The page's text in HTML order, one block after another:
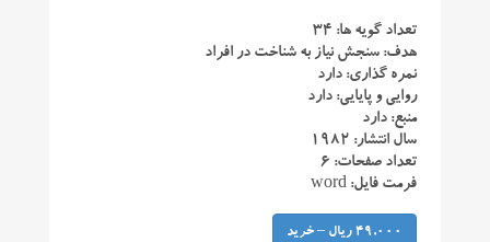
تعداد گویه ها: ۳۴
هدف: سنجش نیاز به شناخت در افراد
نمره گذاری: دارد
روایی و پایایی: دارد
منبع: دارد
سال انتشار: ۱۹۸۲
تعداد صفحات: ۶
فرمت فایل: word
49,000 ریال – خرید